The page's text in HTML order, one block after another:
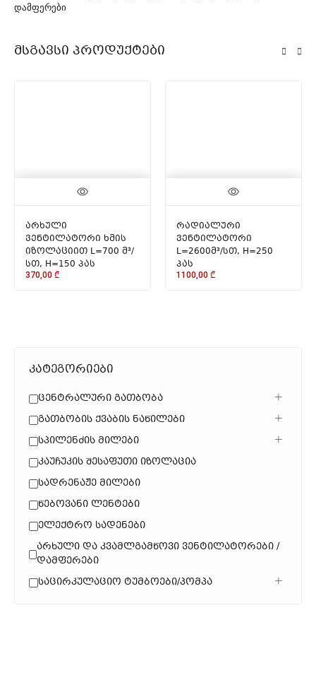
ᲓᲐᲛᲤᲔᲠᲔᲑᲘ
Მსგავსი Პროდუქტები
არხული
ვენტილატორი ხმის
იზოლაციით L=700 მ³/
სთ, H=150 პას
370,00 ₾
რადიალური
ვენტილატორი
L=2600მ³/სთ, H=250
პას
1100,00 ₾
კატეგორიები
Ცენტრალური Გათბობა
Გათბობის Ქვაბის Ნაწილები
Სპილენძის Მილები
Კაუჩუკის Შესაფუთი Იზოლაცია
Სადრენაჟე Მილები
Წებოვანი Ლენტები
Ელექტრო Სადენები
Არხული Და Კვამლგამწოვი Ვენტილატორები /
Დამფერები
Საცირკულაციო Ტუმბოები/პომპა